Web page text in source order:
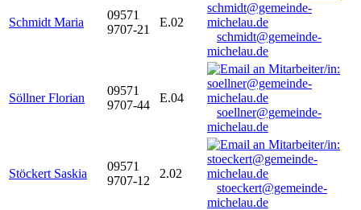
Schmidt Maria
09571
9707-21
E.02
schmidt@gemeinde-
michelau.de
Söllner Florian
09571
9707-44
E.04
soellner@gemeinde-
michelau.de
Stöckert Saskia
09571
9707-12
2.02
stoeckert@gemeinde-
michelau.de